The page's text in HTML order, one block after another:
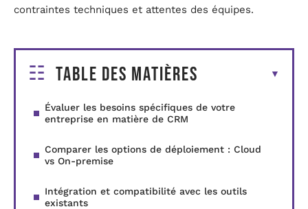
contraintes techniques et attentes des équipes.
Table des matières
Évaluer les besoins spécifiques de votre
entreprise en matière de CRM
Comparer les options de déploiement : Cloud
vs On-premise
Intégration et compatibilité avec les outils
existants